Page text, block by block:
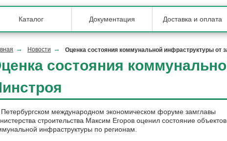
Каталог Документация Доставка и оплата
Новости Оценка состояния коммунальной инфраструктуры от
состояния
международном экономическом форуме замглавы
строительства Максим Егоров оценил состояние объектов
инфраструктуры по регионам.